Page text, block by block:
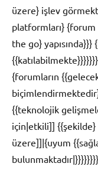
üzere} işlev
platformları}
the go} yapısında}}}
{forumların
{{teknolojik
için|etkili]]
üzere]]|{uyum